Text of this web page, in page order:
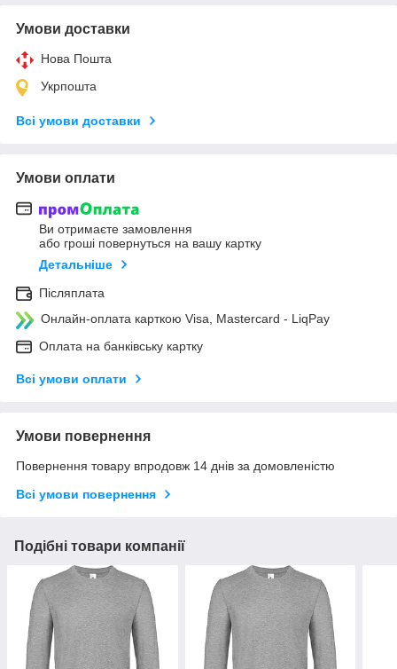
Умови доставки
Нова Пошта
Укрпошта
Всі умови доставки
Умови оплати
Ви отримаєте замовлення
або гроші повернуться на вашу картку
Детальніше
Післяплата
Онлайн-оплата карткою Visa, Mastercard - LiqPay
Оплата на банківську картку
Всі умови оплати
Умови повернення
Повернення товару впродовж 14 днів за домовленістю
Всі умови повернення
Подібні товари компанії